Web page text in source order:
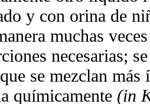
y con orina de
muchas
necesarias;
se mezclan más
químicamente (in